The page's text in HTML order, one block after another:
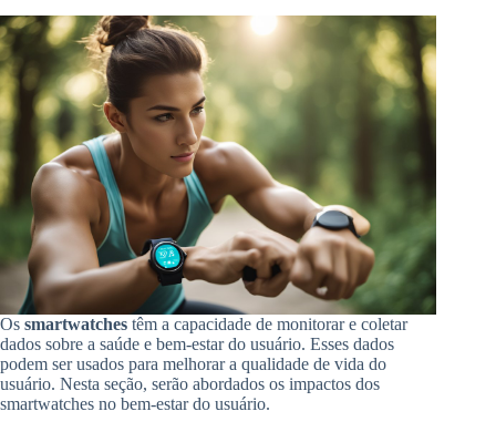
Os smartwatches têm a capacidade de monitorar e coletar
dados sobre a saúde e bem-estar do usuário. Esses dados
podem ser usados para melhorar a qualidade de vida do
usuário. Nesta seção, serão abordados os impactos dos
smartwatches no bem-estar do usuário.